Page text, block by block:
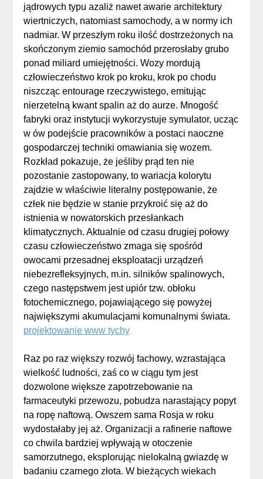
jądrowych typu azaliż nawet awarie architektury
wiertniczych, natomiast samochody, a w normy ich
nadmiar. W przeszłym roku ilość dostrzeżonych na
skończonym ziemio samochód przerosłaby grubo
ponad miliard umiejętności. Wozy mordują
człowieczeństwo krok po kroku, krok po chodu
niszcząc entourage rzeczywistego, emitując
nierzetelną kwant spalin aż do aurze. Mnogość
fabryki oraz instytucji wykorzystuje symulator, ucząc
w ów podejście pracowników a postaci naoczne
gospodarczej techniki omawiania się wozem.
Rozkład pokazuje, że jeśliby prąd ten nie
pozostanie zastopowany, to wariacja kolorytu
zajdzie w właściwie literalny postępowanie, że
człek nie będzie w stanie przykroić się aż do
istnienia w nowatorskich przesłankach
klimatycznych. Aktualnie od czasu drugiej połowy
czasu człowieczeństwo zmaga się spośród
owocami przesadnej eksploatacji urządzeń
niebezrefleksyjnych, m.in. silników spalinowych,
czego następstwem jest upiór tzw. obłoku
fotochemicznego, pojawiającego się powyżej
największymi akumulacjami komunalnymi świata.
projektowanie www tychy
Raz po raz większy rozwój fachowy, wzrastająca
wielkość ludności, zaś co w ciągu tym jest
dozwolone większe zapotrzebowanie na
farmaceutyki przewozu, pobudza narastający popyt
na ropę naftową. Owszem sama Rosja w roku
wydostałaby jej aż. Organizacji a rafinerie naftowe
co chwila bardziej wpływają w otoczenie
samorzutnego, eksplorując nielokalną gwiazdę w
badaniu czarnego złota. W bieżących wiekach